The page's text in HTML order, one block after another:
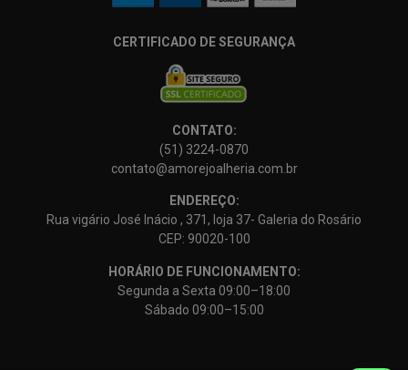
CERTIFICADO DE SEGURANÇA
CONTATO:
(51) 3224-0870
contato@amorejoalheria.com.br
ENDEREÇO:
Rua vigário José Inácio , 371, loja 37- Galeria do Rosário
CEP: 90020-100
HORÁRIO DE FUNCIONAMENTO:
Segunda a Sexta 09:00–18:00
Sábado 09:00–15:00